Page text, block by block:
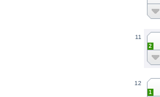
11
2
12
1